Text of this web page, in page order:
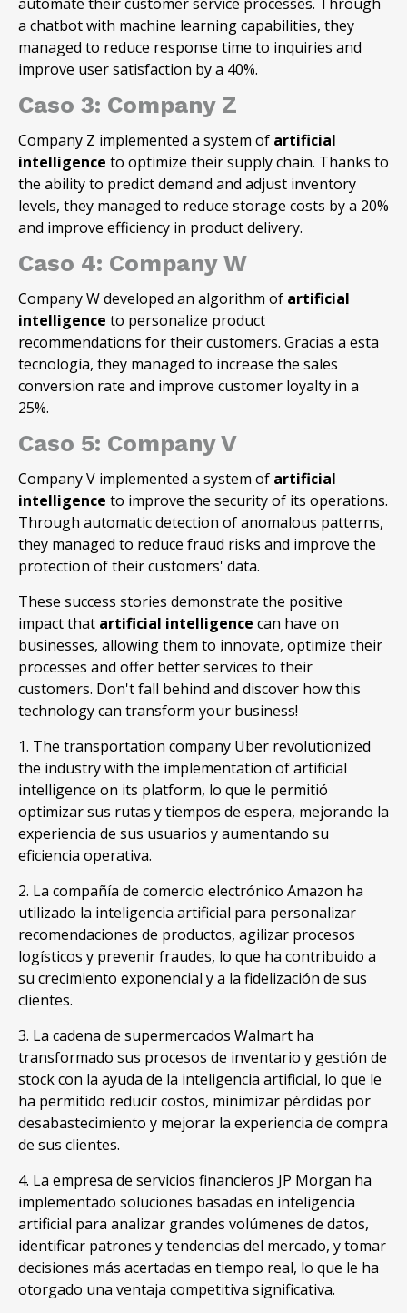
a chatbot with machine learning capabilities, they
managed to reduce response time to inquiries and
improve user satisfaction by a 40%.
Caso 3: Company Z
Company Z implemented a system of artificial
intelligence to optimize their supply chain. Thanks to
the ability to predict demand and adjust inventory
levels, they managed to reduce storage costs by a 20%
and improve efficiency in product delivery.
Caso 4: Company W
Company W developed an algorithm of artificial
intelligence to personalize product
recommendations for their customers. Gracias a esta
tecnología, they managed to increase the sales
conversion rate and improve customer loyalty in a
25%.
Caso 5: Company V
Company V implemented a system of artificial
intelligence to improve the security of its operations.
Through automatic detection of anomalous patterns,
they managed to reduce fraud risks and improve the
protection of their customers' data.
These success stories demonstrate the positive
impact that artificial intelligence can have on
businesses, allowing them to innovate, optimize their
processes and offer better services to their
customers. Don't fall behind and discover how this
technology can transform your business!
1. The transportation company Uber revolutionized
the industry with the implementation of artificial
intelligence on its platform, lo que le permitió
optimizar sus rutas y tiempos de espera, mejorando la
experiencia de sus usuarios y aumentando su
eficiencia operativa.
2. La compañía de comercio electrónico Amazon ha
utilizado la inteligencia artificial para personalizar
recomendaciones de productos, agilizar procesos
logísticos y prevenir fraudes, lo que ha contribuido a
su crecimiento exponencial y a la fidelización de sus
clientes.
3. La cadena de supermercados Walmart ha
transformado sus procesos de inventario y gestión de
stock con la ayuda de la inteligencia artificial, lo que le
ha permitido reducir costos, minimizar pérdidas por
desabastecimiento y mejorar la experiencia de compra
de sus clientes.
4. La empresa de servicios financieros JP Morgan ha
implementado soluciones basadas en inteligencia
artificial para analizar grandes volúmenes de datos,
identificar patrones y tendencias del mercado, y tomar
decisiones más acertadas en tiempo real, lo que le ha
otorgado una ventaja competitiva significativa.